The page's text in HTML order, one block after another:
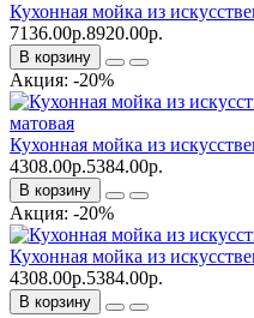
Кухонная мойка из
7136.00р.8920.00р.
В корзину
Акция: -20%
Кухонная мойка из
4308.00р.5384.00р.
В корзину
Акция: -20%
Кухонная мойка из
4308.00р.5384.00р.
В корзину